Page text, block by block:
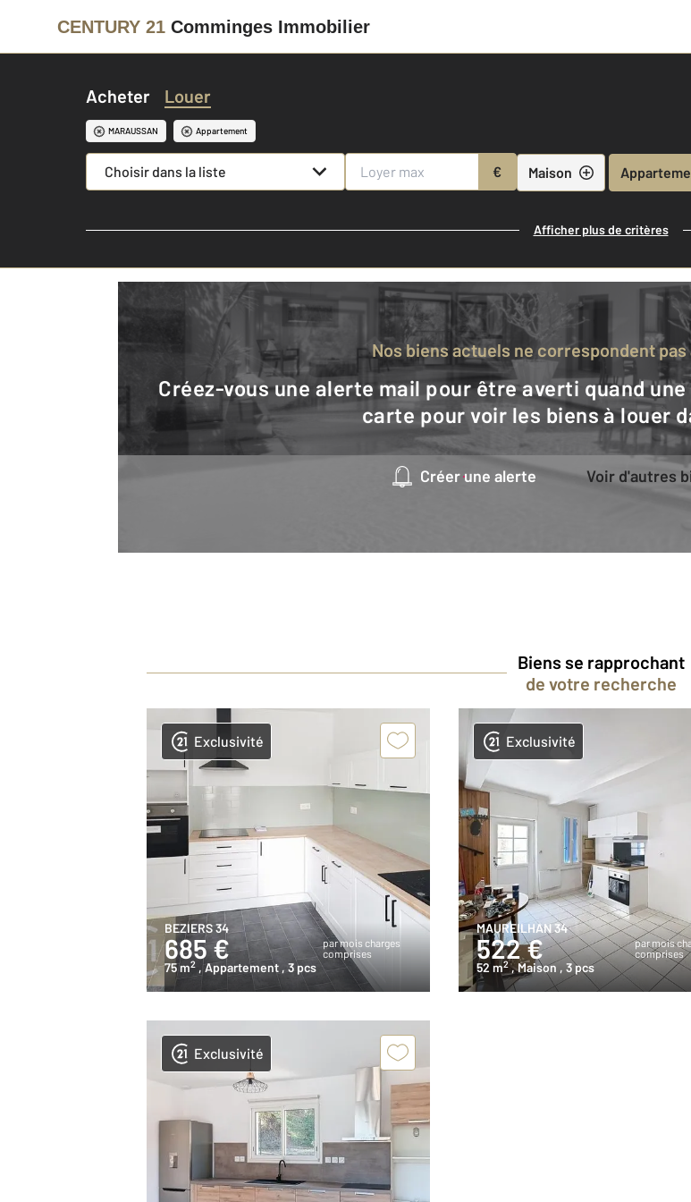
CENTURY 21 Comminges Immobilier
Acheter Louer
MARAUSSAN Appartement
Choisir dans la liste € Maison
Afficher plus de critères
Nos biens actuels ne correspondent
Créez-vous une alerte mail pour être averti quand une annonce est en ligne et consultez la
carte pour voir les biens à louer
Créer une alerte Voir d'autres
Biens se rapprochant
de votre recherche
Exclusivité
BEZIERS 34
685 €
par mois charges
comprises
75 m2 , Appartement , 3 pcs
Exclusivité
MAUREILHAN 34
522 €
par mois
comprises
52 m2 , Maison , 3 pcs
Exclusivité